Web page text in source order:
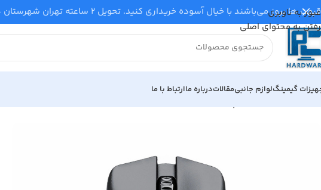
عبور به ناوبری
رفتن به محتوای اصلی
گیمینگلوازم جانبیمقالاتدرباره ماارتباط با ما
قیمت‌ ها بروز می‌باشند با خیال آسوده خریداری کنید. تحویل ۲ ساعته تهران شهرستان همان روز از طریق تیپاکس پس کرایه‌ می‌گردد.